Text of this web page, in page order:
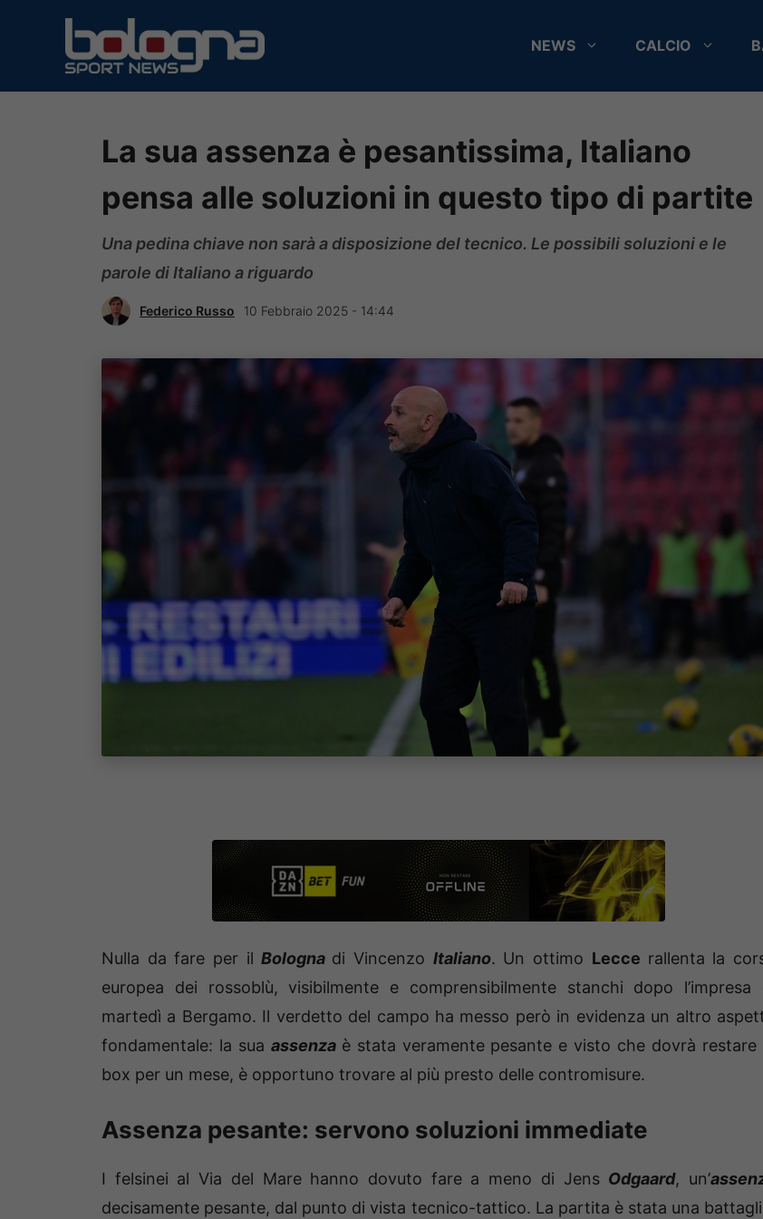
contenuto
NEWS CALCIO
La sua assenza è pesantissima, Italiano
pensa alle soluzioni in questo tipo di partite
Una pedina chiave non sarà a disposizione del tecnico. Le possibili soluzioni e le
parole di Italiano a riguardo
Federico Russo 10 Febbraio 2025 - 14:44
Nulla da fare per il Bologna di Vincenzo Italiano. Un ottimo Lecce rallenta la
europea dei rossoblù, visibilmente e comprensibilmente stanchi dopo l’impresa
martedì a Bergamo. Il verdetto del campo ha messo però in evidenza un altro
fondamentale: la sua assenza è stata veramente pesante e visto che dovrà restare
box per un mese, è opportuno trovare al più presto delle contromisure.
Assenza pesante: servono soluzioni immediate
I felsinei al Via del Mare hanno dovuto fare a meno di Jens Odgaard, un’
decisamente pesante, dal punto di vista tecnico-tattico. La partita è stata una